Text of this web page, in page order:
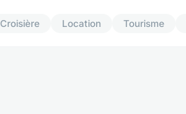
Croisière Location Tourisme